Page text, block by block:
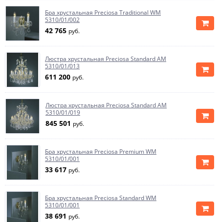
Бра хрустальная Preciosa Traditional WM
5310/01/002
42 765 руб.
Люстра хрустальная Preciosa Standard AM
5310/01/013
611 200 руб.
Люстра хрустальная Preciosa Standard AM
5310/01/019
845 501 руб.
Бра хрустальная Preciosa Premium WM
5310/01/001
33 617 руб.
Бра хрустальная Preciosa Standard WM
5310/01/001
38 691 руб.